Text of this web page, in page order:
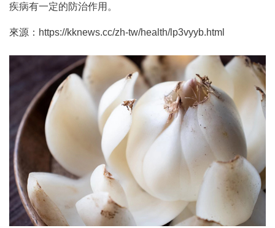
疾病有一定的防治作用。
來源：https://kknews.cc/zh-tw/health/lp3vyyb.html